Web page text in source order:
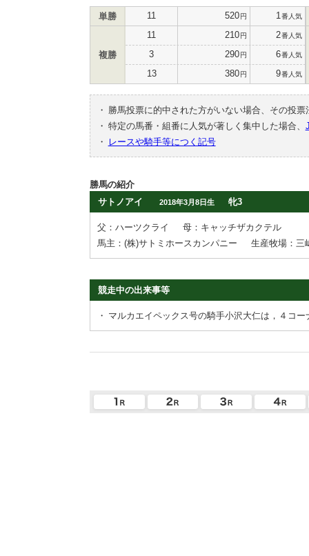
単勝 11 520円 1 番人気
複勝
11 210円 2番人気
3 290円 6番人気
13 380円 9番人気
・
勝馬投票に的中された方がいない場合、その投
・ 特定の馬番・組番に人気が著しく集中した場合、
・
レースや騎手等につく記号
勝馬の紹介
サトノアイ
2018年3月8日生 牝3
父：ハーツクライ
母：キャッチザカクテル
馬主：(株)サトミホースカンパニー
生産牧場：三
競走中の出来事等
・ マルカエイペックス号の騎手小沢大仁は，４コ